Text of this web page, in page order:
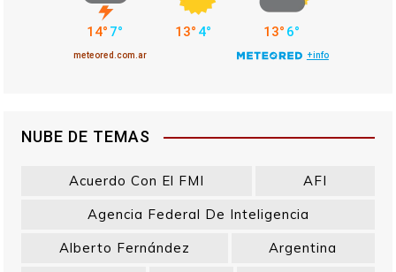
NUBE DE TEMAS
Acuerdo Con El FMI
AFI
Agencia Federal De Inteligencia
Alberto Fernández
Argentina